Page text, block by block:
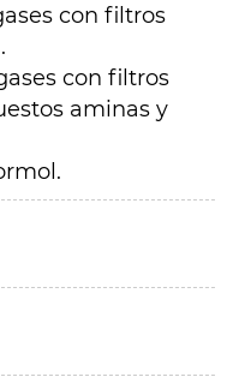
con filtros
con filtros
aminas y